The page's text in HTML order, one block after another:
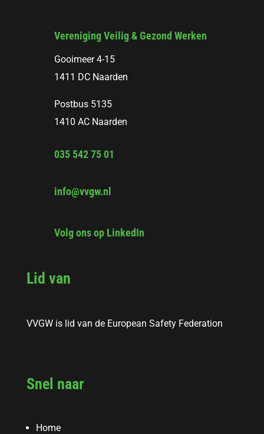
Vereniging Veilig & Gezond Werken
Gooimeer 4-15
1411 DC Naarden
Postbus 5135
1410 AC Naarden
035 542 75 01
info@vvgw.nl
Volg ons op LinkedIn
Lid van
VVGW is lid van de European Safety Federation
Snel naar
Home